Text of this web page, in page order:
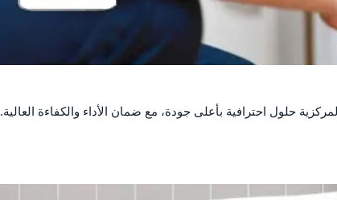
حلول احترافية بأعلى جودة، مع ضمان الأداء والكفاءة العالية.